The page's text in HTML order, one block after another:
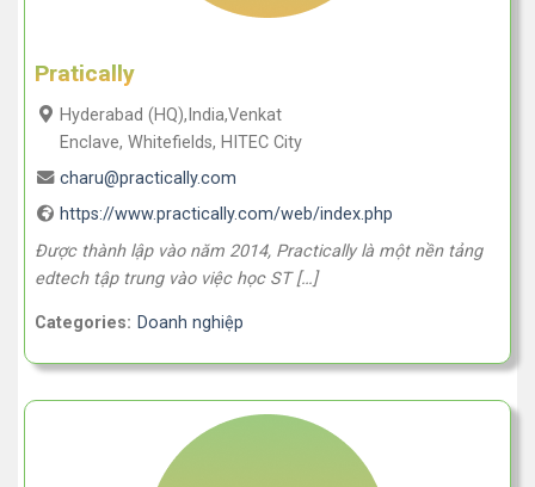
Pratically
Hyderabad (HQ),India,Venkat
Enclave, Whitefields, HITEC City
charu@practically.com
https://www.practically.com/web/index.php
Được thành lập vào năm 2014, Practically là một nền tảng
edtech tập trung vào việc học ST […]
Categories: Doanh nghiệp